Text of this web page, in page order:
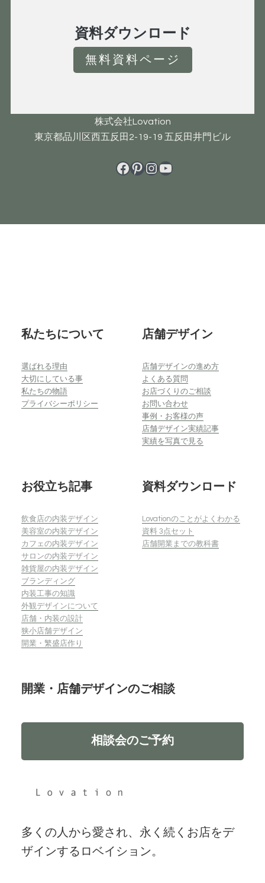
資料ダウンロード
無料資料ページ
株式会社Lovation
東京都品川区西五反田2-19-19 五反田井門ビル
Facebook
Pinterest
Instagram
YouTube
Footer
私たちについて
選ばれる理由
大切にしている事
私たちの物語
プライバシーポリシー
店舗デザイン
店舗デザインの進め方
よくある質問
お店づくりのご相談
お問い合わせ
事例・お客様の声
店舗デザイン実績記事
実績を写真で見る
お役立ち記事
飲食店の内装デザイン
美容室の内装デザイン
カフェの内装デザイン
サロンの内装デザイン
雑貨屋の内装デザイン
ブランディング
内装工事の知識
外観デザインについて
店舗・内装の設計
狭小店舗デザイン
開業・繁盛店作り
資料ダウンロード
Lovationのことがよくわかる
資料 3点セット
店舗開業までの教科書
開業・店舗デザインのご相談
相談会のご予約
多くの人から愛され、永く続くお店をデ
ザインするロベイション。